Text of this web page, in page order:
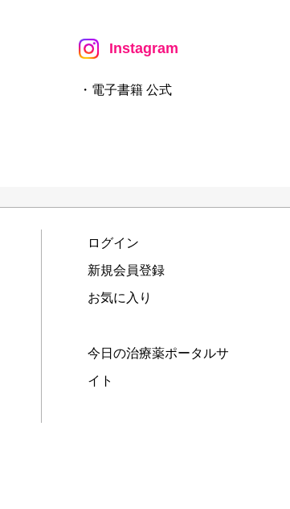
Instagram
・電子書籍 公式
ログイン
新規会員登録
お気に入り
今日の治療薬ポータルサ
イト